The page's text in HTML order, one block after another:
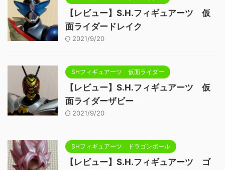
【レビュー】S.H.フィギュアーツ 仮
面ライダードレイク
2021/9/20
SHフィギュアーツ 仮面ライダー
【レビュー】S.H.フィギュアーツ 仮
面ライダーザビー
2021/9/20
SHフィギュアーツ ドラゴンボール
【レビュー】S.H.フィギュアーツ ゴ